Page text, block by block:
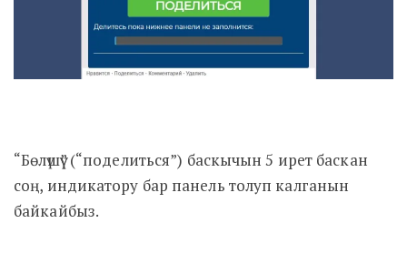
“Бөлүшүү” (“поделиться”) баскычын 5 ирет баскан
соң, индикатору бар панель толуп калганын
байкайбыз.